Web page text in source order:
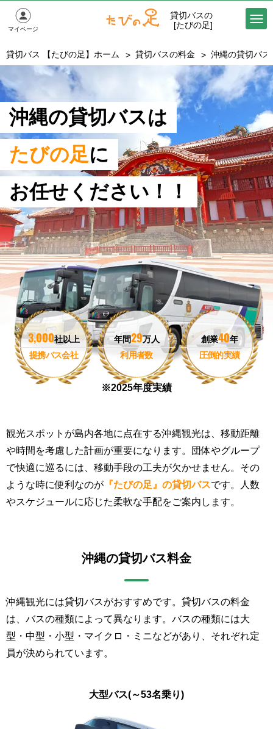
貸切バスの
[たびの足]
マイページ
貸切バス 【たびの足】ホーム 貸切バスの料金 沖縄の貸切バス
沖縄の貸切バスは
たびの足に
お任せください！！
3,000社以上
提携バス会社
年間29万人
利用者数
創業40年
圧倒的実績
観光スポットが島内各地に点在する沖縄観光は、移動距離
や時間を考慮した計画が重要になります。団体やグループ
で快適に巡るには、移動手段の工夫が欠かせません。その
ような時に便利なのが 『たびの足』の貸切バスです。人数
やスケジュールに応じた柔軟な手配をご案内します。
沖縄の貸切バス料金
沖縄観光には貸切バスがおすすめです。貸切バスの料金
は、バスの種類によって異なります。バスの種類には大
型・中型・小型・マイクロ・ミニなどがあり、それぞれ定
員が決められています。
大型バス(～53名乗り)